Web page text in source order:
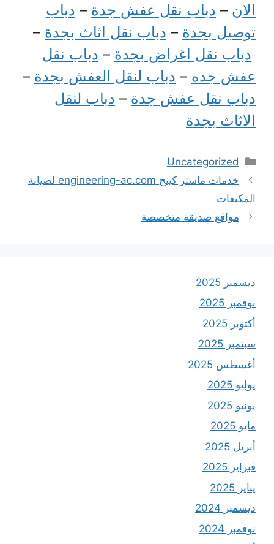
الان – دباب نقل عفش جدة – دباب
توصيل بجدة – دباب نقل اثاث بجدة –
دباب نقل اغراض بجدة – دباب نقل
عفش جده – دباب لنقل العفش بجدة –
دباب نقل عفش جدة – دباب لنقل
الاثاث بجدة
التصنيفات
Uncategorized
خدمات ماستر كينج engineering-ac.com لصيانة
المكيفات
مواقع صديقة متخصصة
ديسمبر 2025
نوفمبر 2025
أكتوبر 2025
سبتمبر 2025
أغسطس 2025
يوليو 2025
يونيو 2025
مايو 2025
أبريل 2025
فبراير 2025
يناير 2025
ديسمبر 2024
نوفمبر 2024